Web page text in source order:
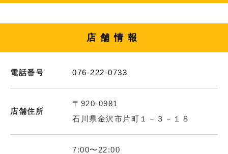
店舗情報
電話番号 076-222-0733
店舗住所
〒920-0981
石川県金沢市片町１－３－１８
7:00〜22:00